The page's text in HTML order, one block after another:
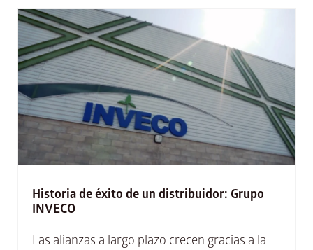
Historia de éxito de un distribuidor: Grupo
INVECO
Las alianzas a largo plazo crecen gracias a la